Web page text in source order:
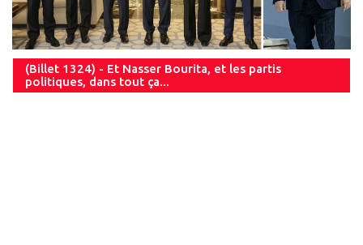
(Billet 1324) - Et Nasser Bourita, et les partis
politiques, dans tout ça...